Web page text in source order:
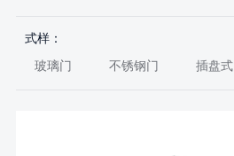
式样：
玻璃门 不锈钢门 插盘式